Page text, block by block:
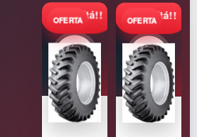
Consultá!! Consultá!!